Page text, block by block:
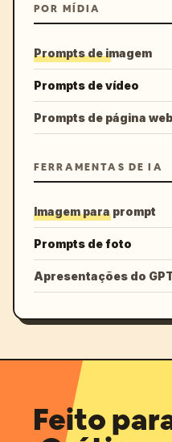
POR MÍDIA
Prompts de imagem
Prompts de vídeo
Prompts de página web
FERRAMENTAS DE IA
Imagem para prompt
Prompts de foto
Apresentações do
Feito